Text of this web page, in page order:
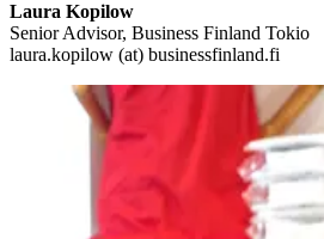
Laura Kopilow
Senior Advisor, Business Finland Tokio
laura.kopilow (at) businessfinland.fi